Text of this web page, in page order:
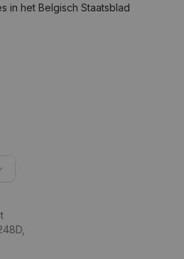
in het Belgisch Staatsblad